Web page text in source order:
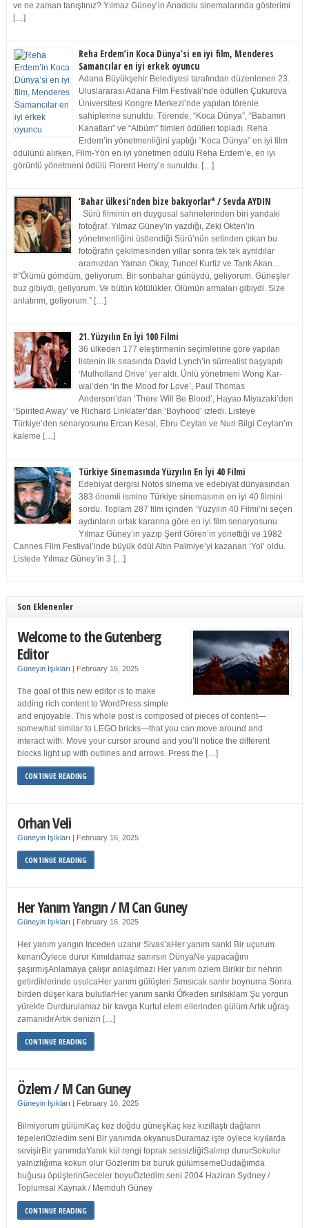
ve ne zaman tanıştınız? Yılmaz Güney’in Anadolu sinemalarında gösterimi
[…]
Reha Erdem’in Koca Dünya’si en iyi film, Menderes
Samancılar en iyi erkek oyuncu
Adana Büyükşehir Belediyesi tarafından düzenlenen 23.
Uluslararası Adana Film Festivali’nde ödüllen Çukurova
Üniversitesi Kongre Merkezi’nde yapılan törenle
sahiplerine sunuldu. Törende, “Koca Dünya”, “Babamın
Kanatları” ve “Albüm” filmleri ödülleri topladı. Reha
Erdem’in yönetmenliğini yaptığı “Koca Dünya” en iyi film
ödülünü alırken, Film-Yön en iyi yönetmen ödülü Reha Erdem’e, en iyi
görüntü yönetmeni ödülü Florent Herry’e sunuldu. […]
‘Bahar ülkesi’nden bize bakıyorlar* / Sevda AYDIN
Sürü filminin en duygusal sahnelerinden biri yandaki
fotoğraf. Yılmaz Güney’in yazdığı, Zeki Ökten’in
yönetmenliğini üstlendiği Sürü’nün setinden çıkan bu
fotoğrafın çekilmesinden yıllar sonra tek tek ayrıldılar
aramızdan Yaman Okay, Tuncel Kurtiz ve Tarık Akan…
#”Ölümü gömdüm, geliyorum. Bir sonbahar günüydü, geliyorum. Güneşler
buz gibiydi, geliyorum. Ve bütün kötülükler. Ölümün armaları gibiydi. Size
anlatırım, geliyorum.” […]
21. Yüzyılın En İyi 100 Filmi
36 ülkeden 177 eleştirmenin seçimlerine göre yapılan
listenin ilk sırasında David Lynch’in sürrealist başyapıtı
‘Mulholland Drive’ yer aldı. Ünlü yönetmeni Wong Kar-
wai’den ‘In the Mood for Love’, Paul Thomas
Anderson’dan ‘There Will Be Blood’, Hayao Miyazaki’den
‘Spirited Away’ ve Richard Linklater’dan ‘Boyhood’ izledi. Listeye
Türkiye’den senaryosunu Ercan Kesal, Ebru Ceylan ve Nuri Bilgi Ceylan’ın
kaleme […]
Türkiye Sinemasında Yüzyılın En İyi 40 Filmi
Edebiyat dergisi Notos sinema ve edebiyat dünyasından
383 önemli ismine Türkiye sinemasının en iyi 40 filmini
sordu. Toplam 287 film içinden ‘Yüzyılın 40 Filmi’ni seçen
aydınların ortak kararına göre en iyi film senaryosunu
Yılmaz Güney’in yazıp Şerif Gören’in yönettiği ve 1982
Cannes Film Festival’inde büyük ödül Altın Palmiye’yi kazanan ‘Yol’ oldu.
Listede Yılmaz Güney’in 3 […]
Son Eklenenler
Welcome to the Gutenberg
Editor
Güneyin Işıkları | February 16, 2025
The goal of this new editor is to make
adding rich content to WordPress simple
and enjoyable. This whole post is composed of pieces of content—
somewhat similar to LEGO bricks—that you can move around and
interact with. Move your cursor around and you’ll notice the different
blocks light up with outlines and arrows. Press the […]
CONTINUE READING
Orhan Veli
Güneyin Işıkları | February 16, 2025
CONTINUE READING
Her Yanım Yangın / M Can Guney
Güneyin Işıkları | February 16, 2025
Her yanım yangın İnceden uzanır Sivas’aHer yanım sanki Bir uçurum
kenarıÖylece durur Kımıldamaz sanırsın DünyaNe yapacağını
şaşırmışAnlamaya çalışır anlaşılmazı Her yanım özlem Birikir bir nehrin
getirdiklerinde usulcaHer yanım gülüşleri Sımsıcak sarılır boynuma Sonra
birden düşer kara bulutlarHer yanım sanki Öfkeden sırılsıklam Şu yorgun
yürekte Durdurulamaz bir kavga Kurtul elem ellerinden gülüm Artık uğraş
zamanıdırArtık denizin […]
CONTINUE READING
Özlem / M Can Guney
Güneyin Işıkları | February 16, 2025
Bilmiyorum gülümKaç kez doğdu güneşKaç kez kızıllaştı dağların
tepeleriÖzledim seni Bir yanımda okyanusDuramaz işte öylece kıyılarda
sevişirBir yanımdaYanık kül rengi toprak sessizliğiSalınıp dururSokulur
yalnızlığıma kokun olur Gözlerim bir buruk gülümsemeDudağımda
buğusu öpüşlerinGeceler boyuÖzledim seni 2004 Haziran Sydney /
Toplumsal Kaynak / Memduh Güney
CONTINUE READING